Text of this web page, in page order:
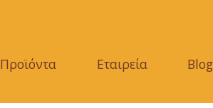
Προϊόντα Εταιρεία Blog